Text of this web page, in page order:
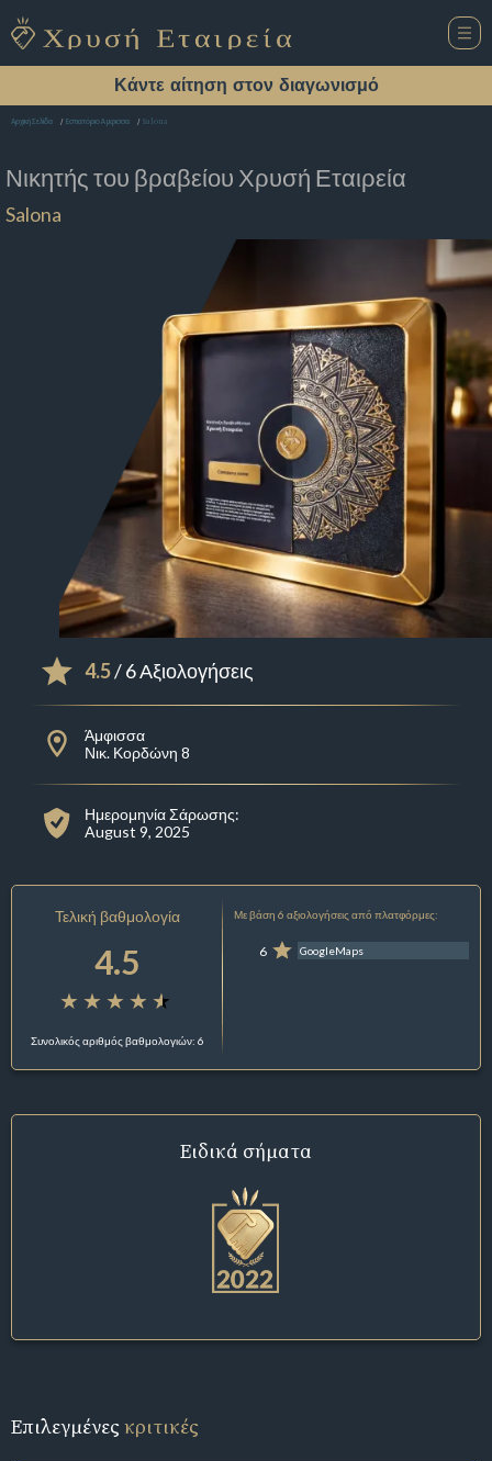
Κάντε αίτηση στον διαγωνισμό
Αρχική Σελίδα Εστιατόριο Άμφισσα Salona
Νικητής του βραβείου Χρυσή Εταιρεία
Salona
4.5/ 6 Αξιολογήσεις
Άμφισσα
Νικ. Κορδώνη 8
Ημερομηνία Σάρωσης:
August 9, 2025
Τελική βαθμολογία
4.5
Συνολικός αριθμός βαθμολογιών: 6
Με βάση 6 αξιολογήσεις από πλατφόρμες:
6 GoogleMaps
Ειδικά σήματα
Επιλεγμένεςκριτικές